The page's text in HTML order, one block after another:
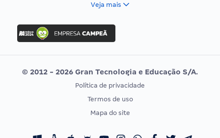
Concurso Ibama
Concurso MPU
Editais publicados
Vunesp
CONCURSOS POR PROFISSÃO
Concursos Fiscais
EXAME DE ORDEM
Calendário OAB
Veja mais
© 2012 - 2026 Gran Tecnologia e Educação S/A.
Política de privacidade
Termos de uso
Mapa do site